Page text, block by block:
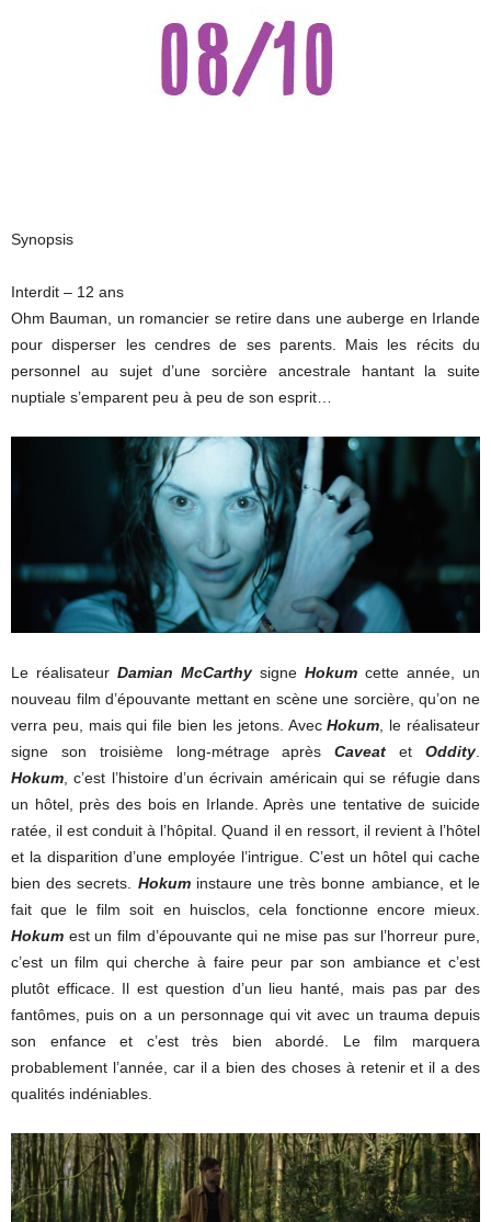
Synopsis
Interdit – 12 ans
Ohm Bauman, un romancier se retire dans une auberge en Irlande
pour disperser les cendres de ses parents. Mais les récits du
personnel au sujet d’une sorcière ancestrale hantant la suite
nuptiale s’emparent peu à peu de son esprit…
Le réalisateur Damian McCarthy signe Hokum cette année, un
nouveau film d’épouvante mettant en scène une sorcière, qu’on ne
verra peu, mais qui file bien les jetons. AvecHokum , le réalisateur
signe son troisième long-métrage aprèsCaveat etOddity
Hokum , c’est l’histoire d’un écrivain américain qui se réfugie dans
un hôtel, près des bois en Irlande. Après une tentative de suicide
ratée, il est conduit à l’hôpital. Quand il en ressort, il revient à l’hôtel
et la disparition d’une employée l’intrigue. C’est un hôtel qui cache
bien des secrets. Hokuminstaure une très bonne ambiance, et le
fait que le film soit en huisclos, cela fonctionne encore mieux.
Hokum est un film d’épouvante qui ne mise pas sur l’horreur pure,
c’est un film qui cherche à faire peur par son ambiance et c’est
plutôt efficace. Il est question d’un lieu hanté, mais pas par des
fantômes, puis on a un personnage qui vit avec un trauma depuis
son enfance et c’est très bien abordé. Le film marquera
probablement l’année, car il a bien des choses à retenir et il a des
qualités indéniables.